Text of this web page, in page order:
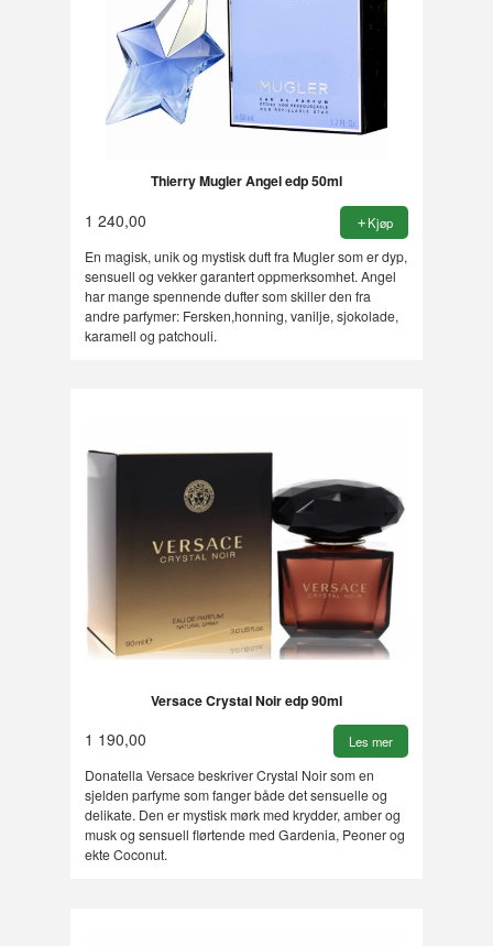
Thierry Mugler Angel edp 50ml
1 240,00 Kjøp
En magisk, unik og mystisk duft fra Mugler som er dyp,
sensuell og vekker garantert oppmerksomhet. Angel
har mange spennende dufter som skiller den fra
andre parfymer: Fersken,honning, vanilje, sjokolade,
karamell og patchouli.
Versace Crystal Noir edp 90ml
1 190,00 Les mer
Donatella Versace beskriver Crystal Noir som en
sjelden parfyme som fanger både det sensuelle og
delikate. Den er mystisk mørk med krydder, amber og
musk og sensuell flørtende med Gardenia, Peoner og
ekte Coconut.